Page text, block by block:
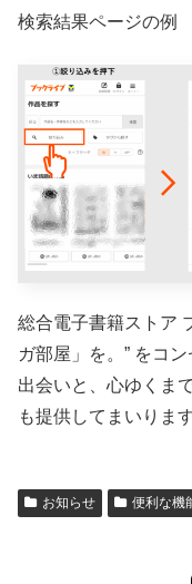
検索結果ページの例
総合電子書籍ストア
ガ部屋」を。” をコ
出会いと、心ゆくま
も提供してまいります
お知らせ 便利な機